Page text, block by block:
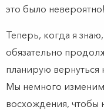
это было невероятно!
Теперь, когда я
обязательно
планирую
Мы немного
восхождения, чтобы